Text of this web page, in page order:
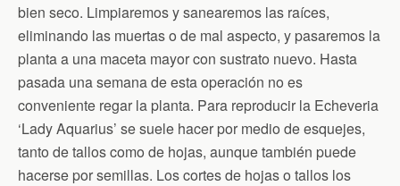
bien seco. Limpiaremos y sanearemos las raíces,
eliminando las muertas o de mal aspecto, y pasaremos la
planta a una maceta mayor con sustrato nuevo. Hasta
pasada una semana de esta operación no es
conveniente regar la planta. Para reproducir la Echeveria
‘Lady Aquarius’ se suele hacer por medio de esquejes,
tanto de tallos como de hojas, aunque también puede
hacerse por semillas. Los cortes de hojas o tallos los